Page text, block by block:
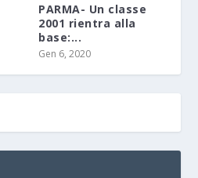
PARMA- Un classe
2001 rientra alla
base:...
Gen 6, 2020